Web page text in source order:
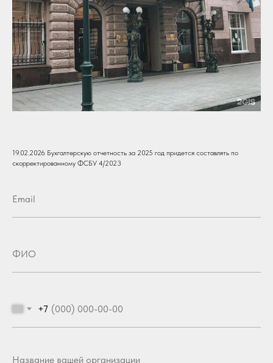
19.02.2026 Бухгалтерскую отчетность за 2025 год придется составлять по
скорректированному ФСБУ 4/2023
+7